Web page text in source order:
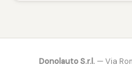
Donolauto S.r.l.— Via